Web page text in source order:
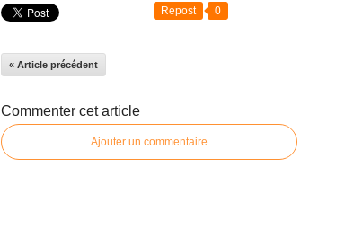
Repost 0
« Article précédent
Commenter cet article
Ajouter un commentaire